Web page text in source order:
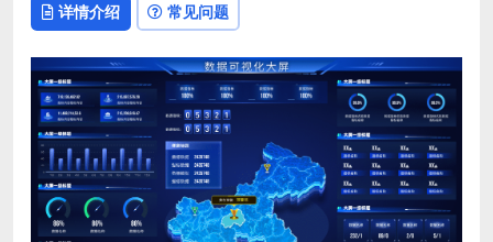
详情介绍 常见问题